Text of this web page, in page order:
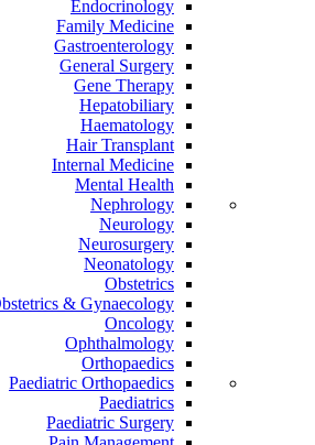
Endocrinology
Family Medicine
Gastroenterology
General Surgery
Gene Therapy
Hepatobiliary
Haematology
Hair Transplant
Internal Medicine
Mental Health
Nephrology
Neurology
Neurosurgery
Neonatology
Obstetrics
& Gynaecology
Oncology
Ophthalmology
Orthopaedics
Paediatric Orthopaedics
Paediatrics
Paediatric Surgery